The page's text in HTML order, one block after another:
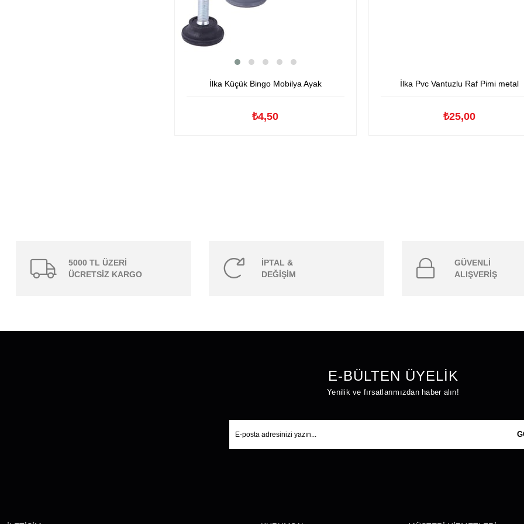
İlka Küçük Bingo Mobilya Ayak
₺4,50
İlka Pvc Vantuzlu Raf Pimi metal
₺25,00
5000 TL ÜZERİ
ÜCRETSİZ KARGO
İPTAL &
DEĞİŞİM
GÜVENLİ
ALIŞVERİŞ
E-BÜLTEN ÜYELİK
Yenilik ve fırsatlarımızdan haber alın!